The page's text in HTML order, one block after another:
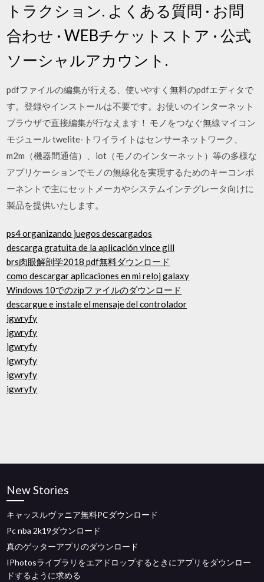
トラクション. よくある質問 · お問
合わせ · WEBチケットストア · 公式
ソーシャルアカウント.
pdfファイルの編集が行える、使いやすく無料のpdfエディタで
す。登録やインストールは不要です。お使いのインターネット
ブラウザで直接編集が行なえます！ モノをつなぐ無線マイコン
モジュール twelite-トワイライトはセンサーネットワーク、
m2m（機器間通信）、iot（モノのインターネット）等の多様な
アプリケーションでモノの無線化を実現するためのキーコンポ
ーネントで主にセットメーカやシステムインテグレータ向けに
製品を提供いたします。
ps4 organizando juegos descargados
descarga gratuita de la aplicación vince gill
brs肉眼解剖学2018 pdf無料ダウンロード
como descargar aplicaciones en mi reloj galaxy
Windows 10でのzipファイルのダウンロード
descargue e instale el mensaje del controlador
igwryfy
igwryfy
igwryfy
igwryfy
igwryfy
igwryfy
New Stories
キャッスルヴァニア無料PCダウンロード
Pc nba 2k19ダウンロード
真のゲッターアプリのダウンロード
IPhotosライブラリをエアドロップするときにアプリをダウンロー
ドするように求める